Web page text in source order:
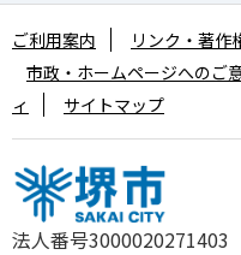
法人番号3000020271403
ご利用案内 リンク・著作
市政・ホームページへのご
ィ
サイトマップ